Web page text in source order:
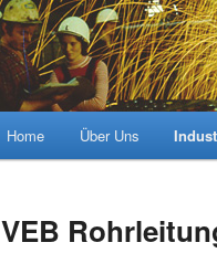
Home Über Uns
VEB